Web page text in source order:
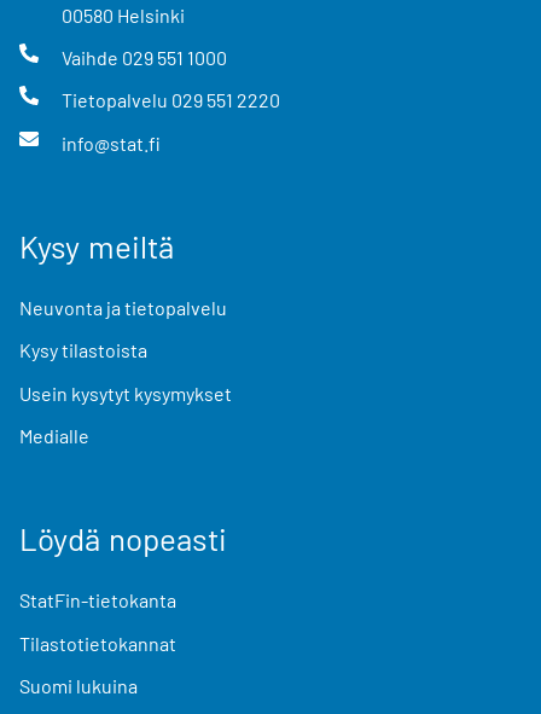
00580 Helsinki
Vaihde 029 551 1000
Tietopalvelu 029 551 2220
info@stat.fi
Kysy meiltä
Neuvonta ja tietopalvelu
Kysy tilastoista
Usein kysytyt kysymykset
Medialle
Löydä nopeasti
StatFin-tietokanta
Tilastotietokannat
Suomi lukuina